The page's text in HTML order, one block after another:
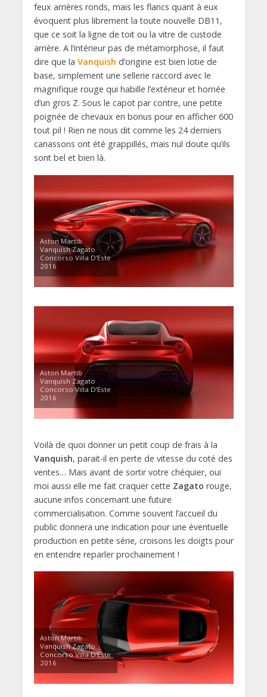
feux arrières ronds, mais les flancs quant à eux
évoquent plus librement la toute nouvelle DB11,
que ce soit la ligne de toit ou la vitre de custode
arrière. A l’intérieur pas de métamorphose, il faut
dire que la Vanquish d’origine est bien lotie de
base, simplement une sellerie raccord avec le
magnifique rouge qui habille l’extérieur et hornée
d’un gros Z. Sous le capot par contre, une petite
poignée de chevaux en bonus pour en afficher 600
tout pil ! Rien ne nous dit comme les 24 derniers
canassons ont été grappillés, mais nul doute qu’ils
sont bel et bien là.
Aston Martib
Vanquish Zagato
Concorso Villa D’Este
2016
Aston Martib
Vanquish Zagato
Concorso Villa D’Este
2016
Voilà de quoi donner un petit coup de frais à la
Vanquish, parait-il en perte de vitesse du coté des
ventes… Mais avant de sortir votre chéquier, oui
moi aussi elle me fait craquer cette Zagato rouge,
aucune infos concernant une future
commercialisation. Comme souvent l’accueil du
public donnera une indication pour une éventuelle
production en petite série, croisons les doigts pour
en entendre reparler prochainement !
Aston Martib
Vanquish Zagato
Concorso Villa D’Este
2016